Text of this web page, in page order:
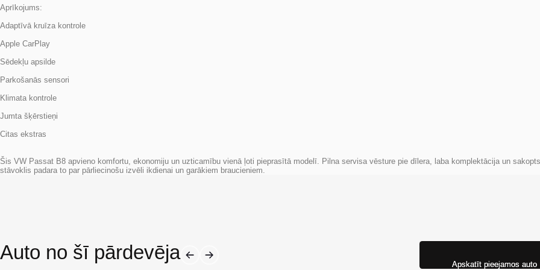
Adaptīvā kruīza kontrole
Apple CarPlay
Sēdekļu apsilde
Parkošanās sensori
Klimata kontrole
Jumta šķērstieņi
Citas ekstras
Šis VW Passat B8 apvieno komfortu, ekonomiju un uzticamību vienā ļoti pieprasītā modelī. Pilna servisa vēsture pie dīlera, laba komplektācija un sakopts
stāvoklis padara to par pārliecinošu izvēli ikdienai un garākiem braucieniem.
Auto no šī pārdevēja